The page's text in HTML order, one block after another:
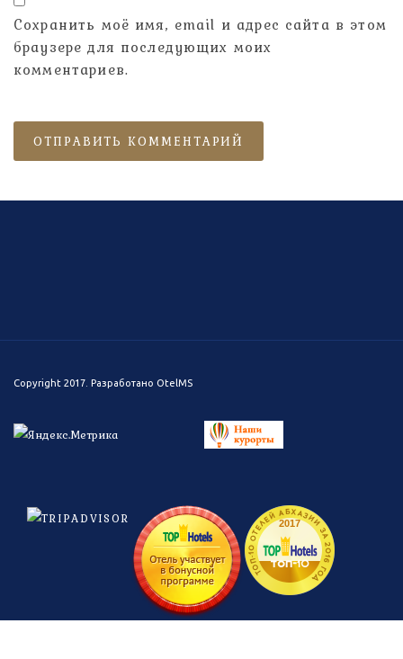
Сохранить моё имя, email и адрес сайта в этом
браузере для последующих моих
комментариев.
Copyright 2017. Разработано OtelMS
2017
топ-10
ТОП-10 ОТЕЛЕЙ АБХАЗИИ ЗА 2016 ГОД